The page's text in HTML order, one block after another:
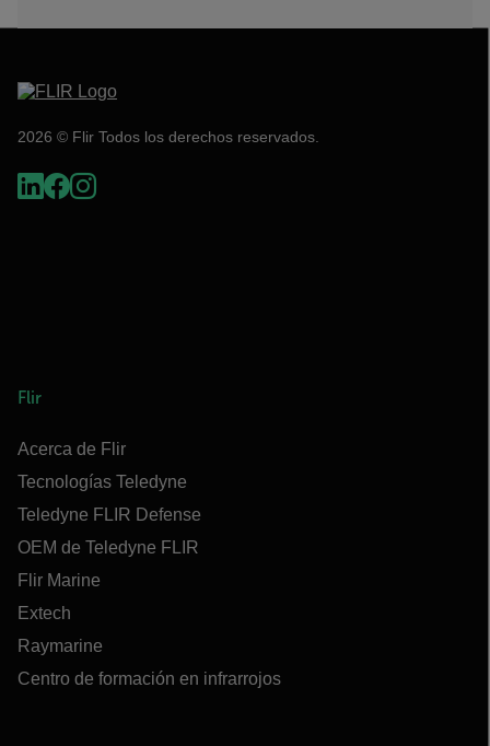
2026 © Flir Todos los derechos reservados.
Flir
Acerca de Flir
Tecnologías Teledyne
Teledyne FLIR Defense
OEM de Teledyne FLIR
Flir Marine
Extech
Raymarine
Centro de formación en infrarrojos